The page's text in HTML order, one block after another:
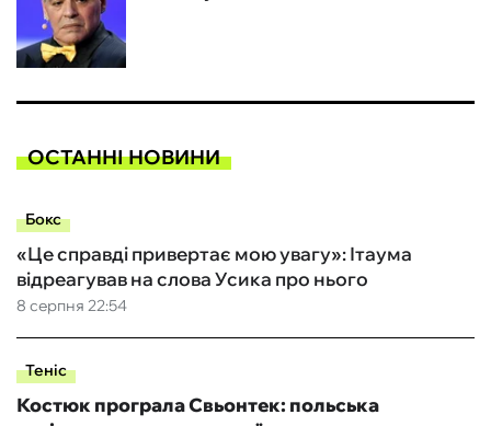
ОСТАННІ НОВИНИ
Бокс
8 серпня 22:54
«Це справді привертає мою увагу»: Ітаума
відреагував на слова Усика про нього
Теніс
Костюк програла Свьонтек: польська